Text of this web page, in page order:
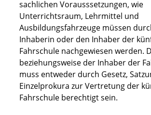
sachlichen Vorausssetzungen, wie
Unterrichtsraum, Lehrmittel und
Ausbildungsfahrzeuge müssen
Inhaberin oder den Inhaber der
Fahrschule nachgewiesen werden.
beziehungsweise der Inhaber der
muss entweder durch Gesetz,
Einzelprokura zur Vertretung der
Fahrschule berechtigt sein.